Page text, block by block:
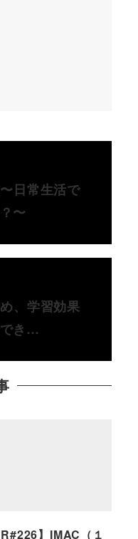
日常生活で
〜
、学習効果
き…
R#226】IMAC（１